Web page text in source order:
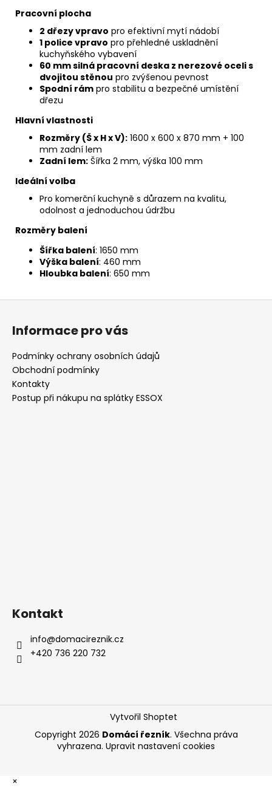
Pracovní plocha
2 dřezy vpravo pro efektivní mytí nádobí
1 police vpravo pro přehledné uskladnění
kuchyňského vybavení
60 mm silná pracovní deska z nerezové oceli s
dvojitou stěnou pro zvýšenou pevnost
Spodní rám pro stabilitu a bezpečné umístění
dřezu
Hlavní vlastnosti
Rozměry (Š x H x V): 1600 x 600 x 870 mm + 100
mm zadní lem
Zadní lem: Šířka 2 mm, výška 100 mm
Ideální volba
Pro komerční kuchyně s důrazem na kvalitu,
odolnost a jednoduchou údržbu
Rozměry balení
Šířka balení: 1650 mm
Výška balení: 460 mm
Hloubka balení: 650 mm
Z
Informace pro vás
Podmínky ochrany osobních údajů
Obchodní podmínky
Kontakty
Postup při nákupu na splátky ESSOX
Kontakt
info@domacireznik.cz
+420 736 220 732
Vytvořil Shoptet
Copyright 2026 Domácí řezník. Všechna práva
vyhrazena. Upravit nastavení cookies
×